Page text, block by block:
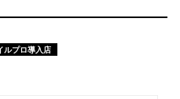
ルプロ導入店